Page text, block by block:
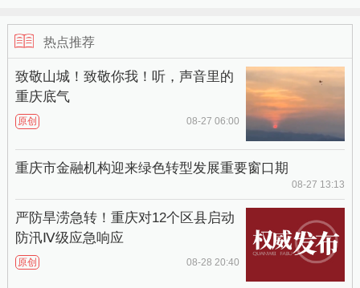
热点推荐
致敬山城！致敬你我！听，声音里的
重庆底气
原创 08-27 06:00
重庆市金融机构迎来绿色转型发展重要窗口期
08-27 13:13
严防旱涝急转！重庆对12个区县启动
防汛Ⅳ级应急响应
原创 08-28 20:40